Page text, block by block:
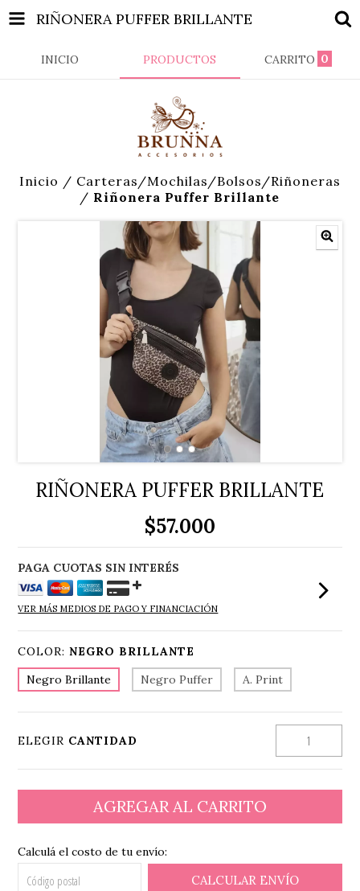
RIÑONERA PUFFER BRILLANTE
INICIO PRODUCTOS CARRITO 0
Inicio / Carteras/Mochilas/Bolsos/Riñoneras
/ Riñonera Puffer Brillante
RIÑONERA PUFFER BRILLANTE
$57.000
VER MÁS MEDIOS DE PAGO Y FINANCIACIÓN
COLOR:NEGRO BRILLANTE
Negro Brillante
Negro Puffer A. Print
ELEGIR CANTIDAD
Calculá el costo de tu envío:
CALCULAR ENVÍO